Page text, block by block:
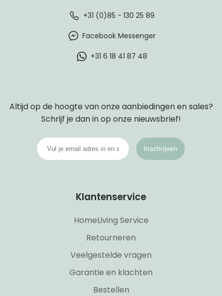
+31 (0)85 - 130 25 89
Facebook Messenger
+31 6 18 41 87 48
Altijd op de hoogte van onze aanbiedingen en sales?
Schrijf je dan in op onze nieuwsbrief!
Inschrijven
Klantenservice
HomeLiving Service
Retourneren
Veelgestelde vragen
Garantie en klachten
Bestellen